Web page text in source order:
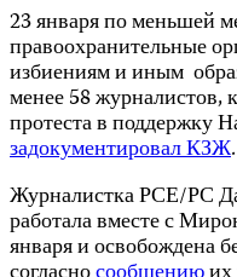
23 января по меньшей
правоохранительные
избиениям и иным
менее 58 журналистов,
протеста в поддержку
задокументировал КЗЖ.
Журналистка РСЕ/РС
работала вместе с
января и освобождена